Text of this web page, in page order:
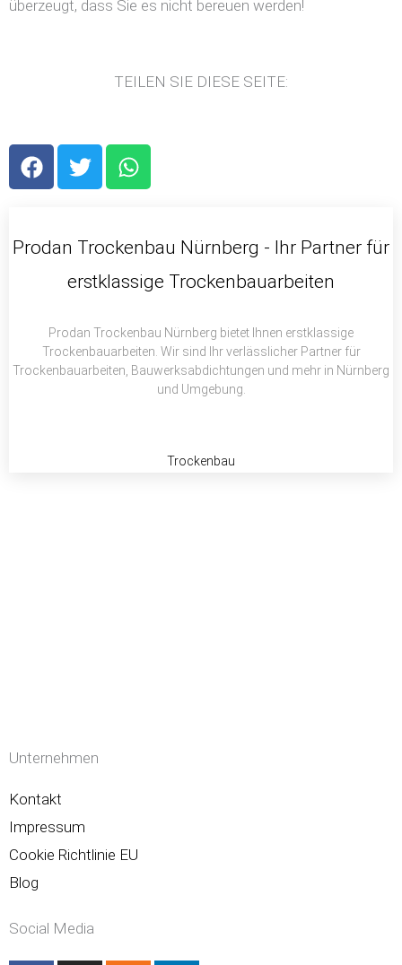
überzeugt, dass Sie es nicht bereuen werden!
TEILEN SIE DIESE SEITE:
F
a
b
T
w
t
r
W
h
s
p
Prodan Trockenbau Nürnberg - Ihr Partner für
erstklassige Trockenbauarbeiten
Prodan Trockenbau Nürnberg bietet Ihnen erstklassige
Trockenbauarbeiten. Wir sind Ihr verlässlicher Partner für
Trockenbauarbeiten, Bauwerksabdichtungen und mehr in Nürnberg
und Umgebung.
Trockenbau
Unternehmen
Kontakt
Impressum
Cookie Richtlinie EU
Blog
Social Media